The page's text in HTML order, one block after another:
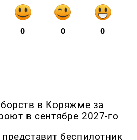
0 0 0
в Коряжме за
в сентябре 2027-го
беспилотник